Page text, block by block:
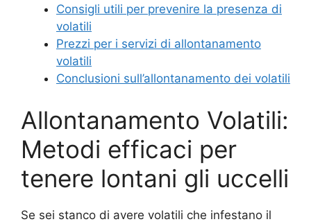
Consigli utili per prevenire la presenza di
volatili
Prezzi per i servizi di allontanamento
volatili
Conclusioni sull’allontanamento dei volatili
Allontanamento Volatili:
Metodi efficaci per
tenere lontani gli uccelli
Se sei stanco di avere volatili che infestano il